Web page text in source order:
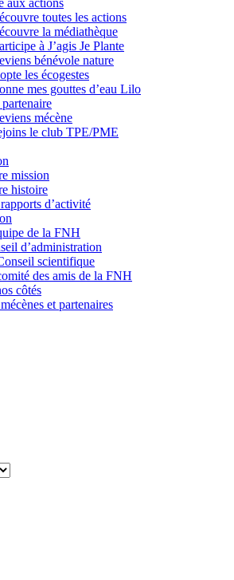
aux actions
toutes les actions
la médiathèque
à J’agis Je Plante
bénévole nature
les écogestes
mes gouttes d’eau Lilo
mécène
le club TPE/PME
mission
histoire
d’activité
de la FNH
d’administration
scientifique
des amis de la FNH
côtés
et partenaires